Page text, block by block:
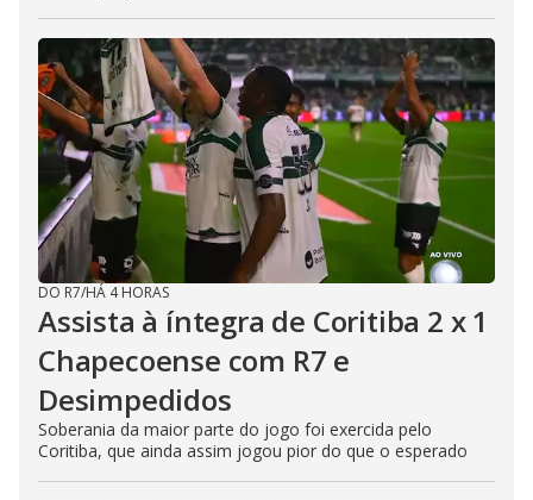
DO R7/HÁ 4 HORAS
Assista à íntegra de Coritiba 2 x 1
Chapecoense com R7 e
Desimpedidos
Soberania da maior parte do jogo foi exercida pelo
Coritiba, que ainda assim jogou pior do que o esperado